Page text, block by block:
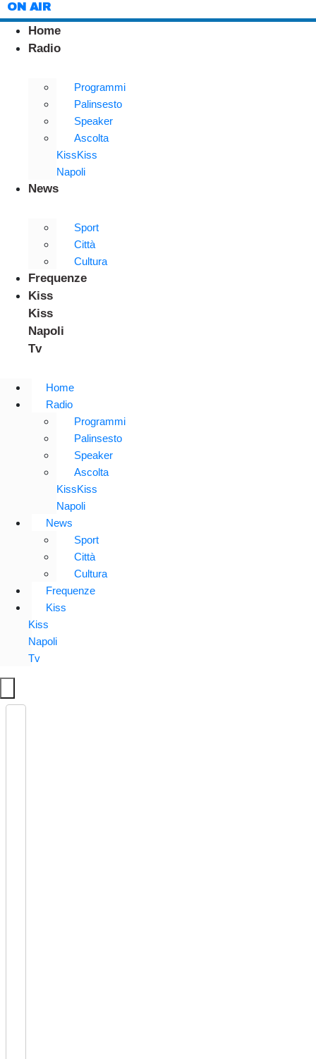
ON AIR
Home
Radio
Programmi
Palinsesto
Speaker
Ascolta
KissKiss
Napoli
News
Sport
Città
Cultura
Frequenze
Kiss
Kiss
Napoli
Tv
Home
Radio
Programmi
Palinsesto
Speaker
Ascolta
KissKiss
Napoli
News
Sport
Città
Cultura
Frequenze
Kiss
Kiss
Napoli
Tv